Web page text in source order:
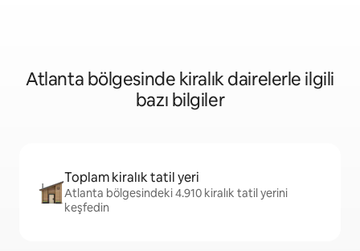
Atlanta bölgesinde kiralık dairelerle ilgili
bazı bilgiler
Toplam kiralık tatil yeri
Atlanta bölgesindeki 4.910 kiralık tatil yerini
keşfedin